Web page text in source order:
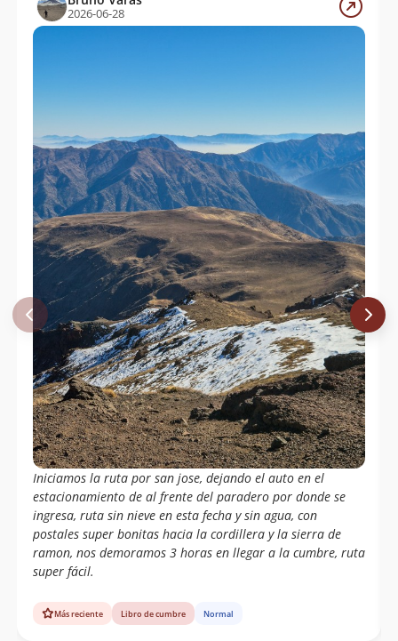
01/10/04 Mauricio Y Enrique Cerda
07/12/02
Juan Rose
04/03/00
Felipe Herrera Urrutia Y Marcos
Maturana
01/09/97
Vicente Ruiz
2026-06-28
Iniciamos la ruta por san jose, dejando el auto en el
estacionamiento de al frente del paradero por donde se
ingresa, ruta sin nieve en esta fecha y sin agua, con
postales super bonitas hacia la cordillera y la sierra de
ramon, nos demoramos 3 horas en llegar a la cumbre, ruta
super fácil.
Más reciente Libro de cumbre Normal